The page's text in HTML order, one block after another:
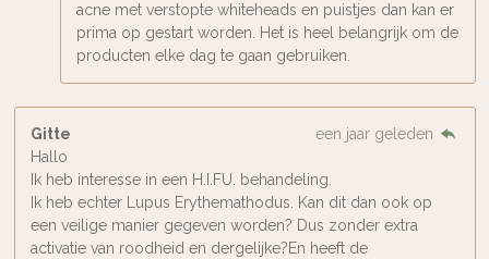
acne met verstopte whiteheads en puistjes dan kan er
prima op gestart worden. Het is heel belangrijk om de
producten elke dag te gaan gebruiken.
Gitte
een jaar geleden
Hallo
Ik heb interesse in een H.I.FU. behandeling.
Ik heb echter Lupus Erythemathodus. Kan dit dan ook op
een veilige manier gegeven worden? Dus zonder extra
activatie van roodheid en dergelijke?En heeft de